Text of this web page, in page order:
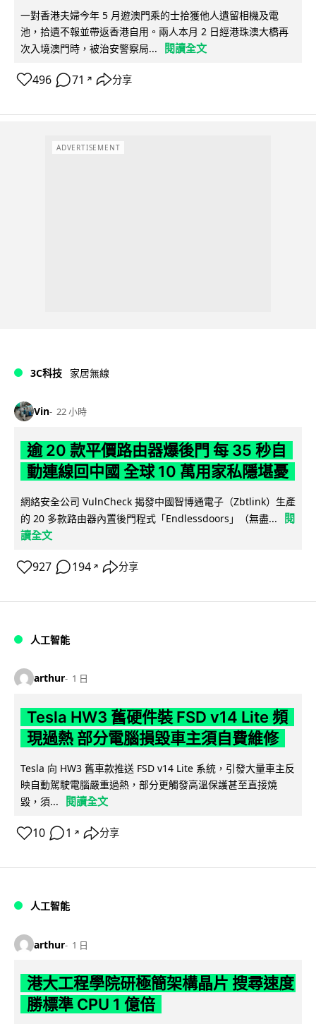
一對香港夫婦今年 5 月遊澳門乘的士拾獲他人遺留相機及電
池，拾遺不報並帶返香港自用。兩人本月 2 日經港珠澳大橋再
次入境澳門時，被治安警察局...
閱讀全文
496 71 ↗ 分享
ADVERTISEMENT
3C科技 家居無線
Vin 22 小時
逾 20 款平價路由器爆後門 每 35 秒自
動連線回中國 全球 10 萬用家私隱堪憂
網絡安全公司 VulnCheck 揭發中國智博通電子（Zbtlink）生產
的 20 多款路由器內置後門程式「Endlessdoors」（無盡...
閱
讀全文
927 194 ↗ 分享
人工智能
arthur 1 日
Tesla HW3 舊硬件裝 FSD v14 Lite 頻
現過熱 部分電腦損毀車主須自費維修
Tesla 向 HW3 舊車款推送 FSD v14 Lite 系統，引發大量車主反
映自動駕駛電腦嚴重過熱，部分更觸發高溫保護甚至直接燒
毀，須...
閱讀全文
10 1 ↗ 分享
人工智能
arthur 1 日
港大工程學院研極簡架構晶片 搜尋速度
勝標準 CPU 1 億倍